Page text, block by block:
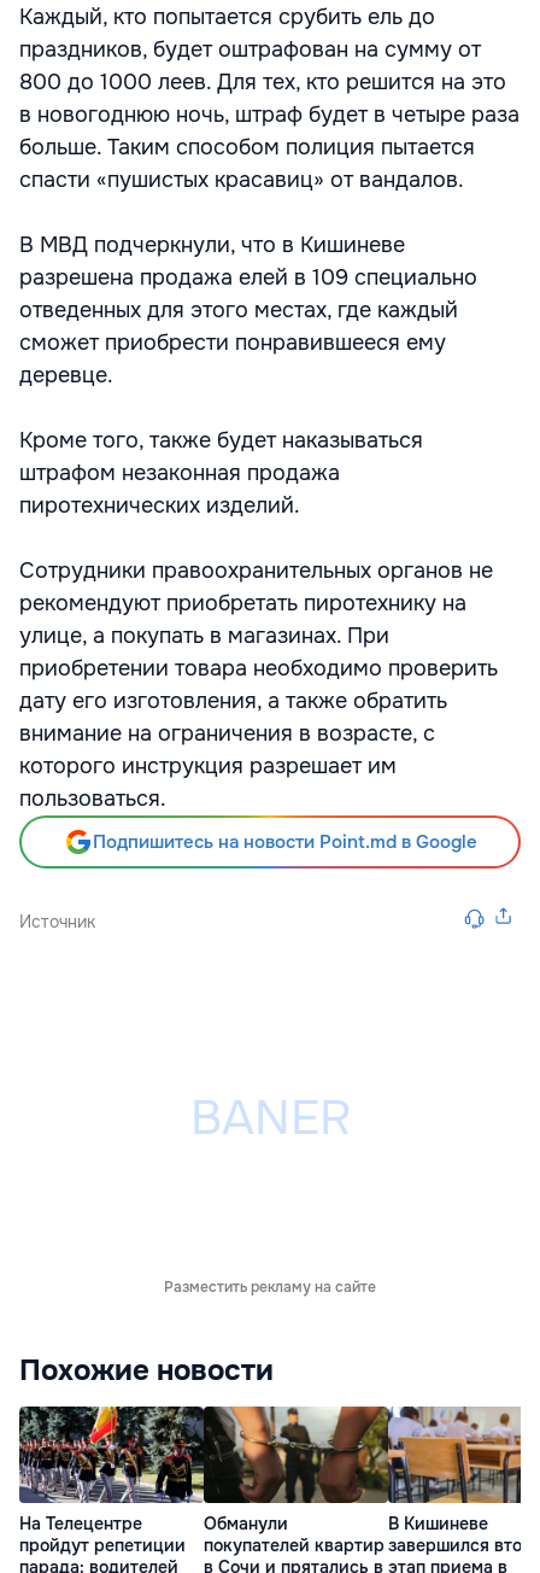
Каждый, кто попытается срубить ель до
праздников, будет оштрафован на сумму от
800 до 1000 леев. Для тех, кто решится на это
в новогоднюю ночь, штраф будет в четыре раза
больше. Таким способом полиция пытается
спасти «пушистых красавиц» от вандалов.
В МВД подчеркнули, что в Кишиневе
разрешена продажа елей в 109 специально
отведенных для этого местах, где каждый
сможет приобрести понравившееся ему
деревце.
Кроме того, также будет наказываться
штрафом незаконная продажа
пиротехнических изделий.
Сотрудники правоохранительных органов не
рекомендуют приобретать пиротехнику на
улице, а покупать в магазинах. При
приобретении товара необходимо проверить
дату его изготовления, а также обратить
внимание на ограничения в возрасте, с
которого инструкция разрешает им
пользоваться.
Подпишитесь на новости Point.md в Google
Источник
Разместить рекламу на сайте
Похожие новости
На Телецентре
пройдут репетиции
парада: водителей
Обманули
покупателей квартир
в Сочи и прятались в
В Кишиневе
завершился
этап приема в